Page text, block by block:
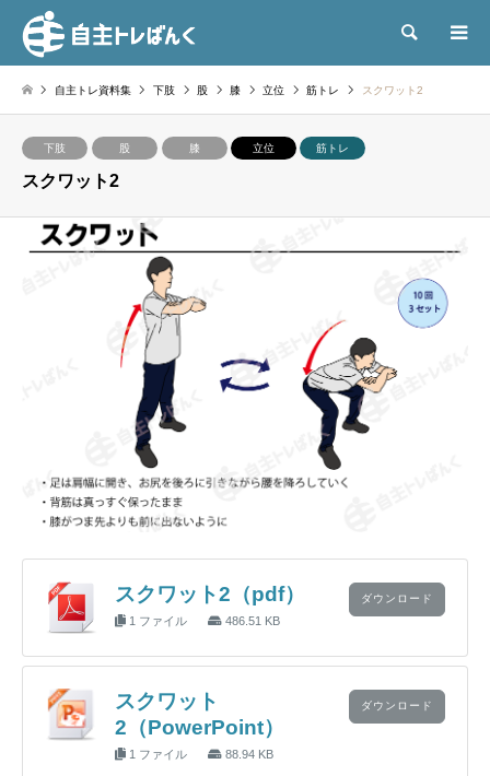
検索
自主トレ資料集 下肢 股 膝 立位 筋トレ スクワット2
下肢 股 膝 立位 筋トレ
スクワット2
スクワット2（pdf）
1 ファイル 486.51 KB
ダウンロード
スクワット
2（PowerPoint）
1 ファイル 88.94 KB
ダウンロード